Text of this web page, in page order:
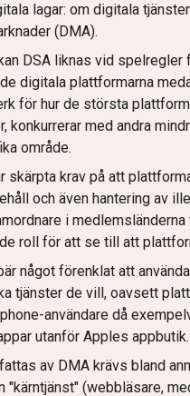
lagar: om digitala
(DMA).
DSA liknas vid spelregler
de digitala plattformarna
för hur de största
konkurrerar med andra
område.
skärpta krav på att
och även hantering av
i medlemsländerna
roll för att se till att
något förenklat att
tjänster de vill, oavsett
användare då
utanför Apples appbutik.
av DMA krävs bland
"kärntjänst" (webbläsare,